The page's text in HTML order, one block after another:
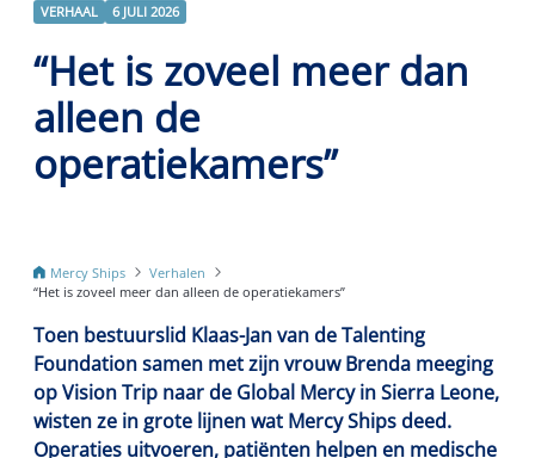
VERHAAL 6 JULI 2026
“Het is zoveel meer dan
alleen de
operatiekamers”
Mercy Ships
Verhalen
“Het is zoveel meer dan alleen de operatiekamers”
Toen bestuurslid Klaas-Jan van de Talenting
Foundation samen met zijn vrouw Brenda meeging
op Vision Trip naar de Global Mercy in Sierra Leone,
wisten ze in grote lijnen wat Mercy Ships deed.
Operaties uitvoeren, patiënten helpen en medische